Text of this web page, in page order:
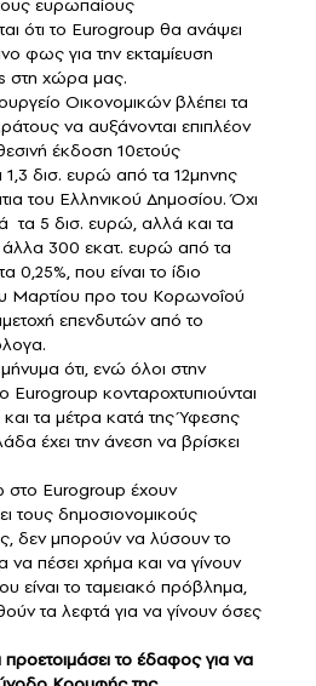
ευρωπαίους
ότι το Eurogroup θα ανάψει
φως για την εκταμίευση
στη χώρα μας.
Οικονομικών βλέπει τα
να αυξάνονται επιπλέον
έκδοση 10ετούς
δισ. ευρώ από τα 12μηνης
του Ελληνικού Δημοσίου. Όχι
τα 5 δισ. ευρώ, αλλά και τα
άλλα 300 εκατ. ευρώ από τα
0,25%, που είναι το ίδιο
Μαρτίου προ του Κορωνοΐού
επενδυτών από το
ότι, ενώ όλοι στην
κονταροχτυπιούνται
τα μέτρα κατά της Ύφεσης
έχει την άνεση να βρίσκει
στο Eurogroup έχουν
τους δημοσιονομικούς
δεν μπορούν να λύσουν το
πέσει χρήμα και να γίνουν
είναι το ταμειακό πρόβλημα,
τα λεφτά για να γίνουν όσες
το έδαφος για να